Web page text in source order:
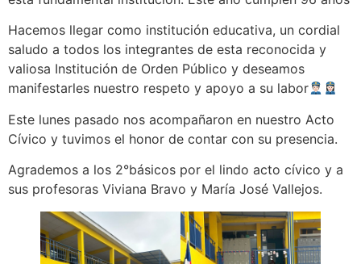
Hacemos llegar como institución educativa, un cordial
saludo a todos los integrantes de esta reconocida y
valiosa Institución de Orden Público y deseamos
manifestarles nuestro respeto y apoyo a su labor
Este lunes pasado nos acompañaron en nuestro Acto
Cívico y tuvimos el honor de contar con su presencia.
Agrademos a los 2°básicos por el lindo acto cívico y a
sus profesoras Viviana Bravo y María José Vallejos.